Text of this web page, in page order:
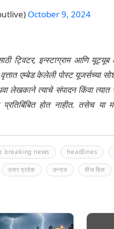
October 9, 2024
ट्विटर, इन्स्टाग्राम आणि
एम्बेड केलेली पोस्ट
लेखकाने त्याचे संपादन किंवा त्यात
होत नाहीत. तसेच या
breaking news headlines
उत्तर प्रदेश उन्नाव वीज बिल